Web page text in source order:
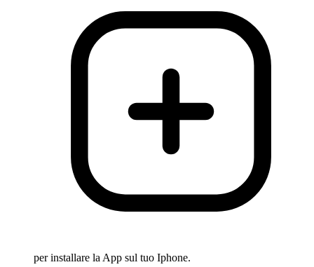
per installare la App sul tuo Iphone.